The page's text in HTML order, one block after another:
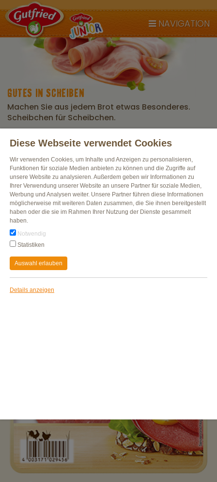
NAVIGATION
GUTES IN SCHEIBEN
Machen Sie aus jedem Brot etwas Besonderes.
Scheibchen für Scheibchen.
Diese Webseite verwendet Cookies
Wir verwenden Cookies, um Inhalte und Anzeigen zu personalisieren,
Funktionen für soziale Medien anbieten zu können und die Zugriffe auf
unsere Website zu analysieren. Außerdem geben wir Informationen zu
Ihrer Verwendung unserer Website an unsere Partner für soziale Medien,
Werbung und Analysen weiter. Unsere Partner führen diese Informationen
möglicherweise mit weiteren Daten zusammen, die Sie ihnen bereitgestellt
haben oder die sie im Rahmen Ihrer Nutzung der Dienste gesammelt
haben.
Notwendig
Statistiken
Auswahl erlauben
Details anzeigen